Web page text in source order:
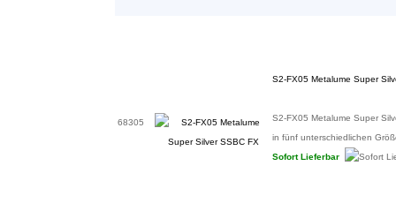
68305
S2-FX05 Metalume Super
S2-FX05 Metalume Super
in fünf unterschiedlichen
Sofort Lieferbar